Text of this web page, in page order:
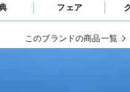
フェア
このブランドの商品一覧